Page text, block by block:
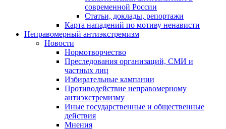
современной России
Статьи, доклады, репортажи
Карта нападений по мотиву ненависти
Неправомерный антиэкстремизм
Новости
Нормотворчество
Преследования организаций, СМИ и
частных лиц
Избирательные кампании
Противодействие неправомерному
антиэкстремизму
Иные государственные и общественные
действия
Мнения